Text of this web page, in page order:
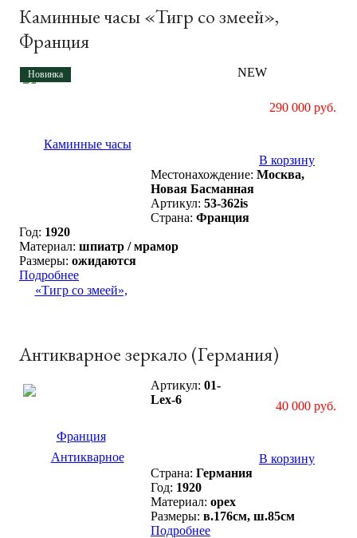
Каминные часы «Тигр со змеей»,
Франция
Новинка NEW
290 000 руб.
В корзину
Местонахождение: Москва,
Новая Басманная
Артикул: 53-362is
Страна: Франция
Год: 1920
Материал: шпиатр / мрамор
Размеры: ожидаются
Подробнее
Антикварное зеркало (Германия)
40 000 руб.
В корзину
Артикул: 01-
Lex-6
Страна: Германия
Год: 1920
Материал: орех
Размеры: в.176см, ш.85см
Подробнее